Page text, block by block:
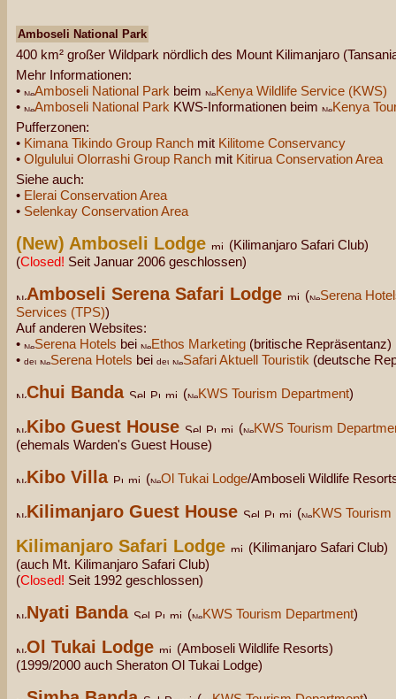
Amboseli National Park
400 km² großer Wildpark nördlich des Mount Kilimanjaro
Mehr Informationen:
•
Amboseli National Park beim
Kenya Wildlife Service (KWS)
•
Amboseli National Park KWS-Informationen beim
Kenya
Pufferzonen:
• Kimana Tikindo Group Ranch mit Kilitome Conservancy
• Olgulului Olorrashi Group Ranch mit Kitirua Conservation Area
Siehe auch:
• Elerai Conservation Area
• Selenkay Conservation Area
(New) Amboseli Lodge
(Kilimanjaro Safari Club)
(Closed! Seit Januar 2006 geschlossen)
Amboseli Serena Safari Lodge (
Serena
Services (TPS))
Auf anderen Websites:
•
Serena Hotels bei Ethos Marketing (britische Repräsentanz)
•
Serena Hotels bei Safari Aktuell Touristik (deutsche
Chui Banda ( KWS Tourism Department)
Kibo Guest House (
KWS Tourism
(ehemals Warden's Guest House)
Kibo Villa ( Ol Tukai Lodge/Amboseli Wildlife
Kilimanjaro Guest House ( KWS
Kilimanjaro Safari Lodge
(Kilimanjaro Safari Club)
(auch Mt. Kilimanjaro Safari Club)
(Closed! Seit 1992 geschlossen)
Nyati Banda ( KWS Tourism Department)
Ol Tukai Lodge
(Amboseli Wildlife Resorts)
(1999/2000 auch Sheraton Ol Tukai Lodge)